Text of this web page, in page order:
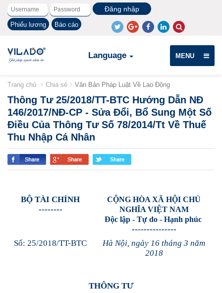
Phiếu lương Báo cáo
Language MENU
Trang chủ Chia sẻ Văn Bản Pháp Luật Về Lao Động
Thông Tư 25/2018/TT-BTC Hướng Dẫn NĐ
146/2017/NĐ-CP - Sửa Đổi, Bổ Sung Một Số
Điều Của Thông Tư Số 78/2014/Tt Về Thuế
Thu Nhập Cá Nhân
BỘ TÀI CHÍNH
--------
CỘNG HÒA XÃ HỘI CHỦ
NGHĨA VIỆT NAM
Độc lập - Tự do - Hạnh phúc
---------------
Số: 25/2018/TT-BTC
Hà Nội, ngày 16 tháng 3 năm
2018
THÔNG TƯ